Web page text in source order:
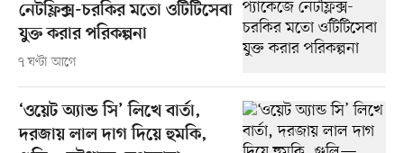
নেটফ্লিক্স-চরকির মতো ওটিটিসেবা
যুক্ত করার পরিকল্পনা
৭ ঘণ্টা আগে
‘ওয়েট অ্যান্ড সি’ লিখে বার্তা,
দরজায় লাল দাগ দিয়ে হুমকি,